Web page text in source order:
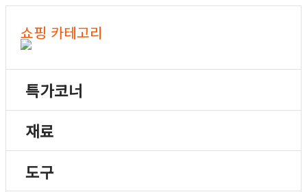
쇼핑 카테고리
특가코너
재료
도구